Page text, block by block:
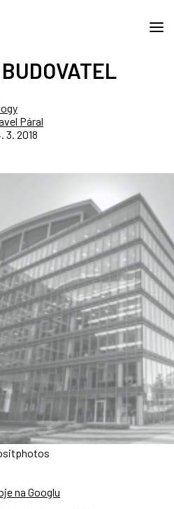
Páral
3. 2018
na Googlu